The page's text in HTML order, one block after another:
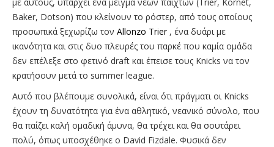
Baker, Dotson) που κλείνουν το ρόστερ, από τους οποίους
προσωπικά ξεχωρίζω τον Allonzo Trier, ένα δυάρι με
ικανότητα και στις δυο πλευρές του παρκέ που καμία ομάδα
δεν επέλεξε στο φετινό draft και έπεισε τους Knicks να τον
κρατήσουν μετά το summer league.
Αυτό που βλέπουμε συνολικά, είναι ότι πράγματι οι Knicks
έχουν τη δυνατότητα για ένα αθλητικό, νεανικό σύνολο, που
θα παίζει καλή ομαδική άμυνα, θα τρέχει και θα σουτάρει
πολύ, όπως υποσχέθηκε ο David Fizdale. Φυσικά δεν